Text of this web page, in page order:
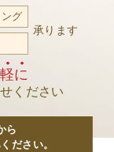
グ
承ります
に
ください
ら
ださい。